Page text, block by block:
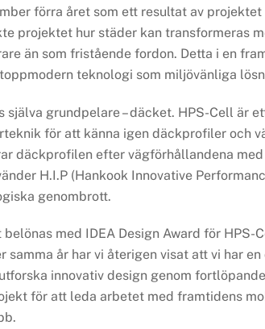
förra året som ett resultat av
projektet hur städer kan transformeras
än som fristående fordon. Detta i en
teknologi som miljövänliga
grundpelare – däcket. HPS-Cell är
för att känna igen däckprofiler och
däckprofilen efter vägförhållandena
H.I.P (Hankook Innovative
genombrott.
med IDEA Design Award för HPS-
år har vi återigen visat att vi har
innovativ design genom
för att leda arbetet med framtidens